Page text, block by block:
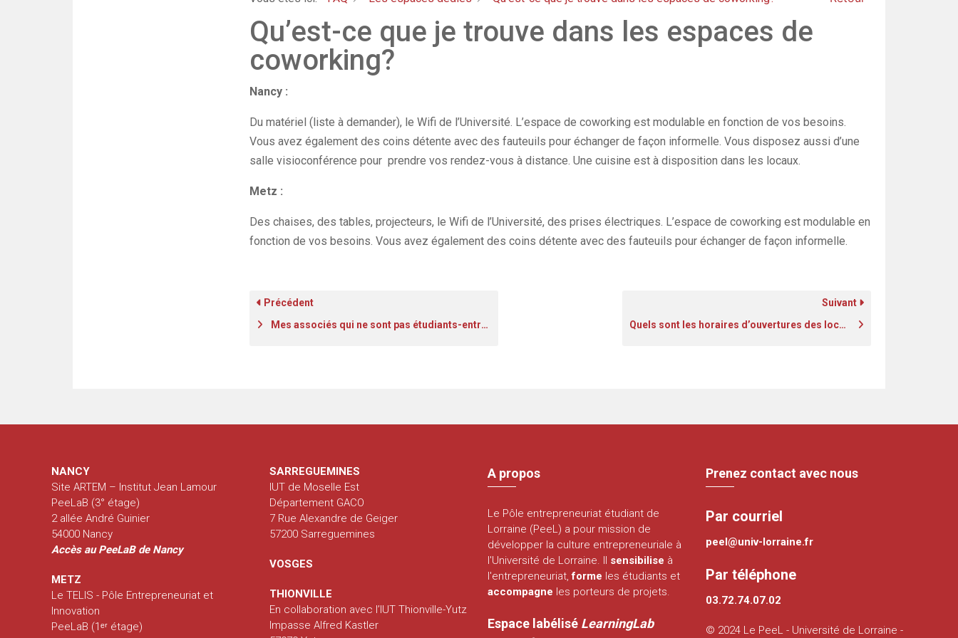
Qu’est-ce que je trouve dans les espaces de
coworking?
Nancy :
Du matériel (liste à demander), le Wifi de l’Université. L’espace de coworking est modulable en fonction de vos besoins.
Vous avez également des coins détente avec des fauteuils pour échanger de façon informelle. Vous disposez aussi d’une
salle visioconférence pour prendre vos rendez-vous à distance. Une cuisine est à disposition dans les locaux.
Metz :
Des chaises, des tables, projecteurs, le Wifi de l’Université, des prises électriques. L’espace de coworking est modulable en
fonction de vos besoins. Vous avez également des coins détente avec des fauteuils pour échanger de façon informelle.
Précédent
Mes associés qui ne sont pas étudiants-entrepreneurs peuvent-ils venir dans les locaux ?
Suivant
Quels sont les horaires d’ouvertures des locaux ?
NANCY
Site ARTEM – Institut Jean Lamour
PeeLaB (3° étage)
2 allée André Guinier
54000 Nancy
Accès au PeeLaB de Nancy
METZ
Le TELIS - Pôle Entrepreneuriat et
Innovation
PeeLaB (1ᵉʳ étage)
SARREGUEMINES
IUT de Moselle Est
Département GACO
7 Rue Alexandre de Geiger
57200 Sarreguemines
VOSGES
THIONVILLE
En collaboration avec l’IUT Thionville-Yutz
Impasse Alfred Kastler
A propos
Le Pôle entrepreneuriat étudiant de
Lorraine (PeeL) a pour mission de
développer la culture entrepreneuriale à
l'Université de Lorraine. Il sensibilise à
l'entrepreneuriat,forme les étudiants et
accompagne les porteurs de projets.
Espace labélisé LearningLab
Prenez contact avec nous
Par courriel
peel@univ-lorraine.fr
Par téléphone
03.72.74.07.02
© 2024 Le PeeL - Université de Lorraine -